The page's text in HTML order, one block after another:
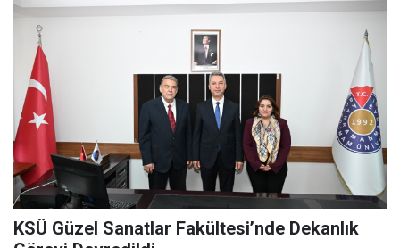
KSÜ Güzel Sanatlar Fakültesi’nde Dekanlık